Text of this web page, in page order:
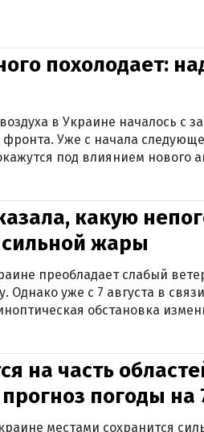
похолодает:
в Украине началось с
Уже с начала
под влиянием нового
какую
жары
преобладает слабый
Однако уже с 7 августа в
обстановка
на часть
погоды на
местами сохранится